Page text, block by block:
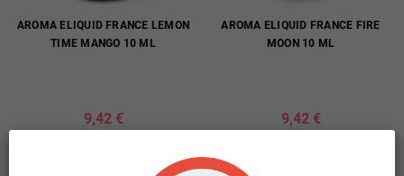
AROMA ELIQUID FRANCE LEMON
TIME MANGO 10 ML
9,42 €
AROMA ELIQUID FRANCE FIRE
MOON 10 ML
9,42 €
(incl. imp. consumo: 1,52 €)